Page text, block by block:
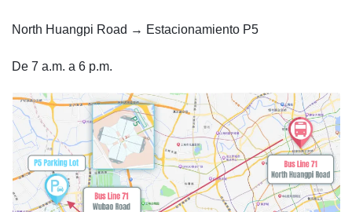
North Huangpi Road → Estacionamiento P5
De 7 a.m. a 6 p.m.